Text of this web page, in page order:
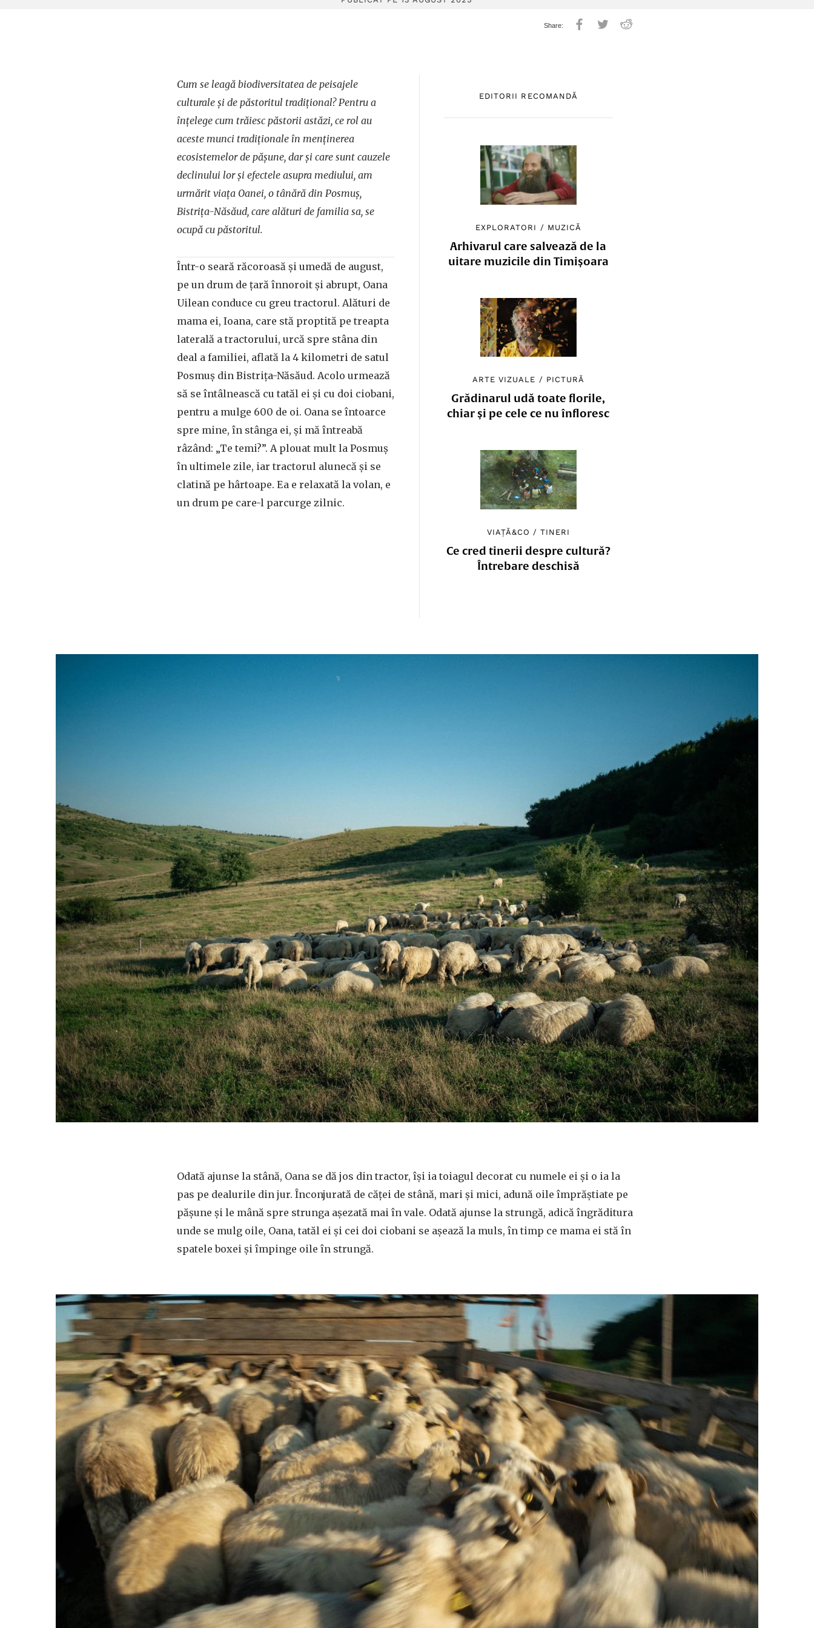
EDITORII RECOMANDĂ
EXPLORATORI / MUZICĂ
Arhivarul care salvează de la
uitare muzicile din Timișoara
ARTE VIZUALE / PICTURĂ
Grădinarul udă toate florile,
chiar și pe cele ce nu înfloresc
VIAȚĂ&CO /TINERI
Ce cred tinerii despre cultură?
Întrebare deschisă
Cum se leagă biodiversitatea de peisajele
culturale și de păstoritul tradițional? Pentru a
înțelege cum trăiesc păstorii astăzi, ce rol au
aceste munci tradiționale în menținerea
ecosistemelor de pășune, dar și care sunt cauzele
declinului lor și efectele asupra mediului, am
urmărit viața Oanei, o tânără din Posmuș,
Bistrița-Năsăud, care alături de familia sa, se
ocupă cu păstoritul.
Într-o seară răcoroasă și umedă de august,
pe un drum de țară înnoroit și abrupt, Oana
Uilean conduce cu greu tractorul. Alături de
mama ei, Ioana, care stă proptită pe treapta
laterală a tractorului, urcă spre stâna din
deal a familiei, aflată la 4 kilometri de satul
Posmuș din Bistrița-Năsăud. Acolo urmează
să se întâlnească cu tatăl ei și cu doi ciobani,
pentru a mulge 600 de oi. Oana se întoarce
spre mine, în stânga ei, și mă întreabă
râzând: „Te temi?”. A plouat mult la Posmuș
în ultimele zile, iar tractorul alunecă și se
clatină pe hârtoape. Ea e relaxată la volan, e
un drum pe care-l parcurge zilnic.
Odată ajunse la stână, Oana se dă jos din tractor, își ia toiagul decorat cu numele ei și o ia la
pas pe dealurile din jur. Înconjurată de căței de stână, mari și mici, adună oile împrăștiate pe
pășune și le mână spre strunga așezată mai în vale. Odată ajunse la strungă, adică îngrăditura
unde se mulg oile, Oana, tatăl ei și cei doi ciobani se așează la muls, în timp ce mama ei stă în
spatele boxei și împinge oile în strungă.